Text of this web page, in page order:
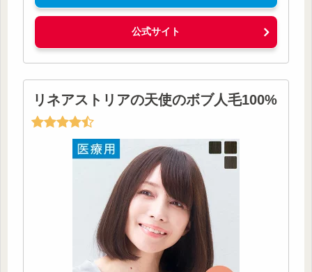
公式サイト
リネアストリアの天使のボブ人毛100%